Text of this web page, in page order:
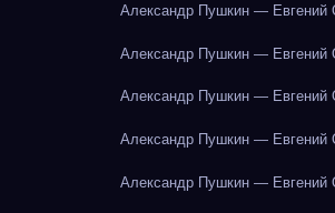
Александр Пушкин — Евгений
Александр Пушкин — Евгений
Александр Пушкин — Евгений
Александр Пушкин — Евгений
Александр Пушкин — Евгений